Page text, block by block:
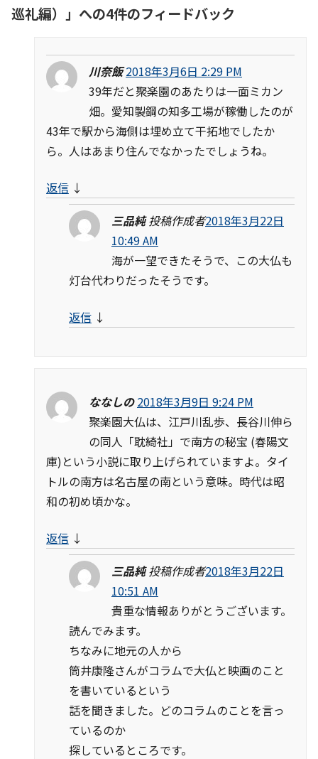
巡礼編） 」への4件のフィードバック
川奈飯 2018年3月6日 2:29 PM
39年だと聚楽園のあたりは一面ミカン
畑。愛知製鋼の知多工場が稼働したのが
43年で駅から海側は埋め立て干拓地でしたか
ら。人はあまり住んでなかったでしょうね。
返信 ↓
三品純 投稿作成者2018年3月22日
10:49 AM
海が一望できたそうで、この大仏も
灯台代わりだったそうです。
返信 ↓
ななしの 2018年3月9日 9:24 PM
聚楽園大仏は、江戸川乱歩、長谷川伸ら
の同人「耽綺社」で南方の秘宝 (春陽文
庫)という小説に取り上げられていますよ。タイ
トルの南方は名古屋の南という意味。時代は昭
和の初め頃かな。
返信 ↓
三品純 投稿作成者2018年3月22日
10:51 AM
貴重な情報ありがとうございます。
読んでみます。
ちなみに地元の人から
筒井康隆さんがコラムで大仏と映画のこと
を書いているという
話を聞きました。どのコラムのことを言っ
ているのか
探しているところです。